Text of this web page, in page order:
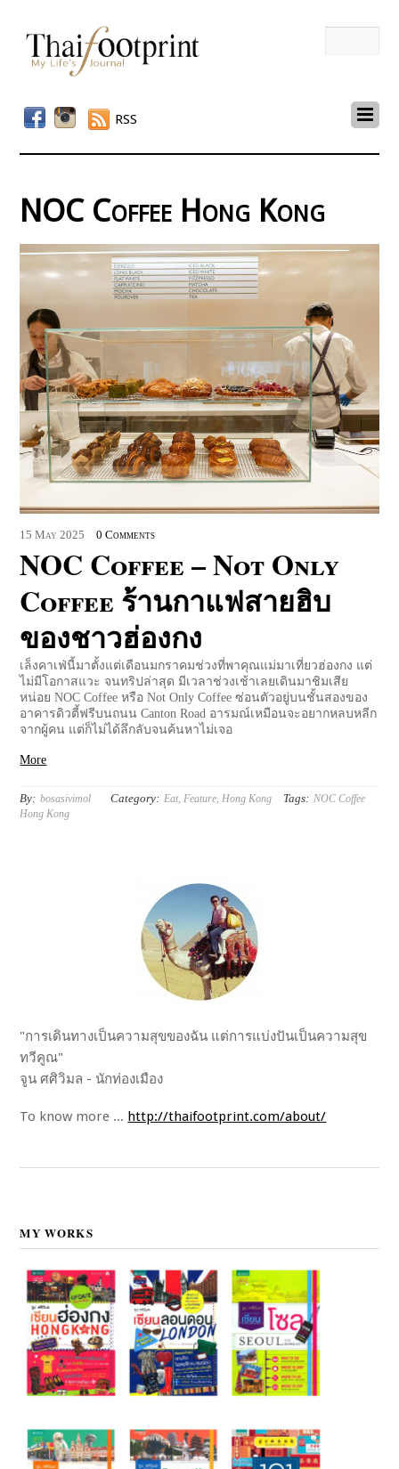
RSS
NOC Coffee Hong Kong
15 May 2025 0 Comments
NOC Coffee – Not Only
Coffee ร้านกาแฟสายฮิบ
ของชาวฮ่องกง
เล็งคาเฟ่นี้มาตั้งแต่เดือนมกราคมช่วงที่พาคุณแม่มาเที่ยวฮ่องกง แต่
ไม่มีโอกาสแวะ จนทริปล่าสุด มีเวลาช่วงเช้าเลยเดินมาชิมเสีย
หน่อย NOC Coffee หรือ Not Only Coffee ซ่อนตัวอยู่บนชั้นสองของ
อาคารดิวตี้ฟรีบนถนน Canton Road อารมณ์เหมือนจะอยากหลบหลีก
จากผู้คน แต่ก็ไม่ได้ลึกลับจนค้นหาไม่เจอ
More
By: bosasivimol Category: Eat,Feature,Hong Kong Tags: NOC Coffee
Hong Kong
"การเดินทางเป็นความสุขของฉัน แต่การแบ่งปันเป็นความสุข
ทวีคูณ"
จูน ศศิวิมล - นักท่องเมือง
To know more ... http://thaifootprint.com/about/
MY WORKS